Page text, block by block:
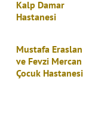
Kalp Damar
Hastanesi
Mustafa Eraslan
ve Fevzi Mercan
Çocuk Hastanesi